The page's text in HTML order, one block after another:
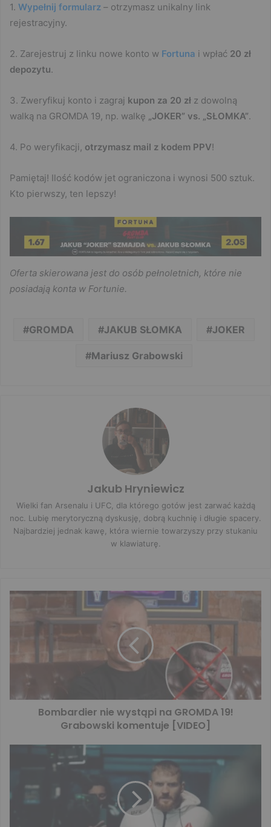
1. Wypełnij formularz – otrzymasz unikalny link
rejestracyjny.
2. Zarejestruj z linku nowe konto w Fortuna i wpłać 20 zł
depozytu.
3. Zweryfikuj konto i zagraj kupon za 20 zł z dowolną
walką na GROMDA 19, np. walkę
„JOKER” vs. „SŁOMKA”.
4. Po weryfikacji, otrzymasz mail z kodem PPV!
Pamiętaj! Ilość kodów jet ograniczona i wynosi 500 sztuk.
Kto pierwszy, ten lepszy!
Oferta skierowana jest do osób pełnoletnich, które nie
posiadają konta w Fortunie.
GROMDA JAKUB SŁOMKA JOKER
Mariusz Grabowski
Jakub Hryniewicz
Wielki fan Arsenalu i UFC, dla którego gotów jest zarwać każdą
noc. Lubię merytoryczną dyskusję, dobrą kuchnię i długie spacery.
Najbardziej jednak kawę, która wiernie towarzyszy przy stukaniu
w klawiaturę.
Bombardier nie wystąpi na GROMDA 19!
Grabowski komentuje [VIDEO]